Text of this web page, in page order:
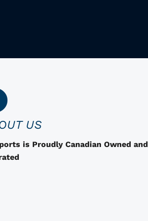
US
is Proudly Canadian Owned and